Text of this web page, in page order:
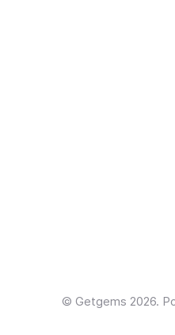
© Getgems 2026.